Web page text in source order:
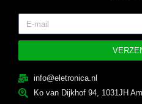
info@eletronica.nl
Ko van Dijkhof 94, 1031JH